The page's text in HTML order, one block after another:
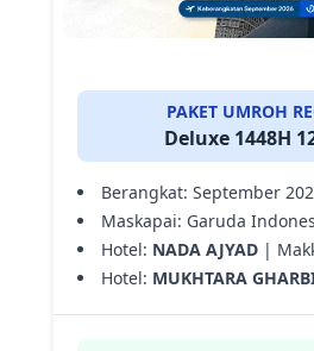
PAKET UMROH
Deluxe 1448H
Berangkat: September
Maskapai: Garuda
Hotel: NADA AJYAD |
Hotel: MUKHTARA